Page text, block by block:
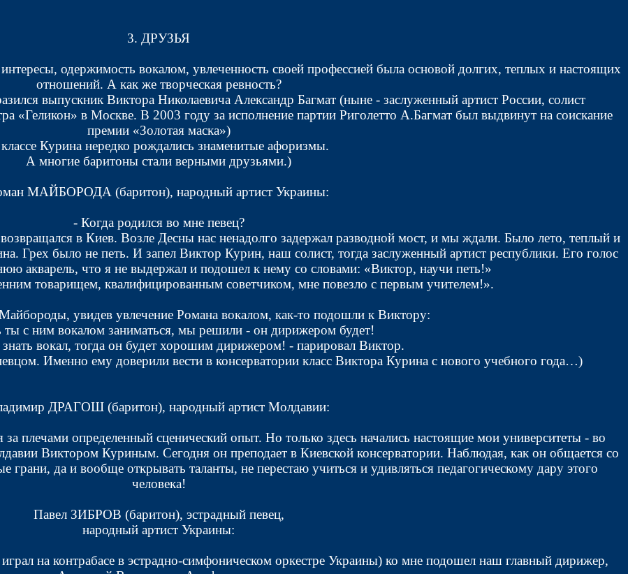
3. ДРУЗЬЯ
одержимость вокалом, увлеченность своей профессией была основой долгих, теплых и настоящих
отношений. А как же творческая ревность?
выпускник Виктора Николаевича Александр Багмат (ныне - заслуженный артист России, солист
«Геликон» в Москве. В 2003 году за исполнение партии Риголетто А.Багмат был выдвинут на соискание
премии «Золотая маска»)
Курина нередко рождались знаменитые афоризмы.
А многие баритоны стали верными друзьями.)
МАЙБОРОДА (баритон), народный артист Украины:
- Когда родился во мне певец?
в Киев. Возле Десны нас ненадолго задержал разводной мост, и мы ждали. Было лето, теплый и
Грех было не петь. И запел Виктор Курин, наш солист, тогда заслуженный артист республики. Его голос
акварель, что я не выдержал и подошел к нему со словами: «Виктор, научи петь!»
товарищем, квалифицированным советчиком, мне повезло с первым учителем!».
увидев увлечение Романа вокалом, как-то подошли к Виктору:
ты с ним вокалом заниматься, мы решили - он дирижером будет!
вокал, тогда он будет хорошим дирижером! - парировал Виктор.
Именно ему доверили вести в консерватории класс Виктора Курина с нового учебного года…)
ДРАГОШ (баритон), народный артист Молдавии:
плечами определенный сценический опыт. Но только здесь начались настоящие мои университеты - во
Виктором Куриным. Сегодня он преподает в Киевской консерватории. Наблюдая, как он общается со
грани, да и вообще открывать таланты, не перестаю учиться и удивляться педагогическому дару этого
человека!
Павел ЗИБРОВ (баритон), эстрадный певец,
народный артист Украины:
на контрабасе в эстрадно-симфоническом оркестре Украины) ко мне подошел наш главный дирижер,